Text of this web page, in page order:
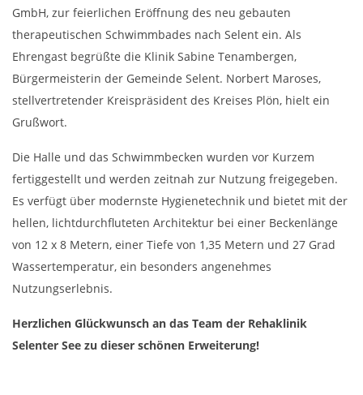
GmbH, zur feierlichen Eröffnung des neu gebauten
therapeutischen Schwimmbades nach Selent ein. Als
Ehrengast begrüßte die Klinik Sabine Tenambergen,
Bürgermeisterin der Gemeinde Selent. Norbert Maroses,
stellvertretender Kreispräsident des Kreises Plön, hielt ein
Grußwort.
Die Halle und das Schwimmbecken wurden vor Kurzem
fertiggestellt und werden zeitnah zur Nutzung freigegeben.
Es verfügt über modernste Hygienetechnik und bietet mit der
hellen, lichtdurchfluteten Architektur bei einer Beckenlänge
von 12 x 8 Metern, einer Tiefe von 1,35 Metern und 27 Grad
Wassertemperatur, ein besonders angenehmes
Nutzungserlebnis.
Herzlichen Glückwunsch an das Team der Rehaklinik
Selenter See zu dieser schönen Erweiterung!